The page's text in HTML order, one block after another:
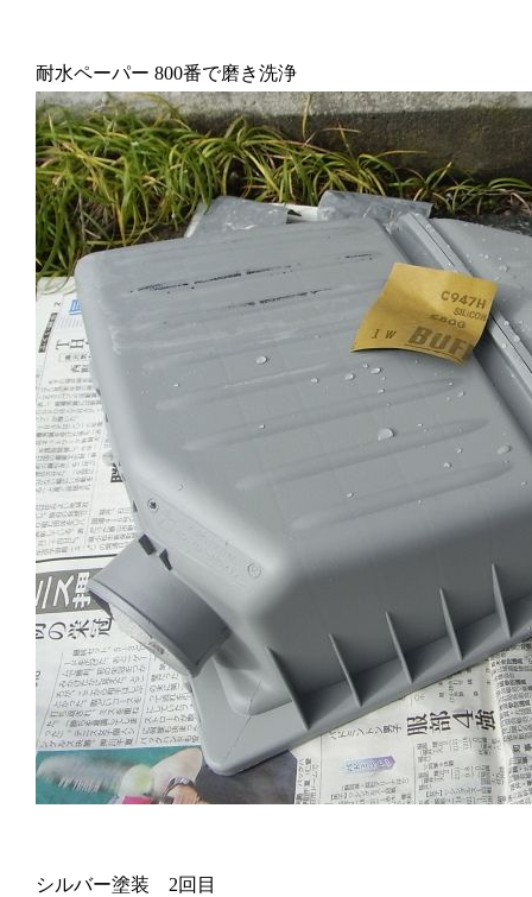
耐水ペーパー 800番で磨き洗浄
シルバー塗装 2回目